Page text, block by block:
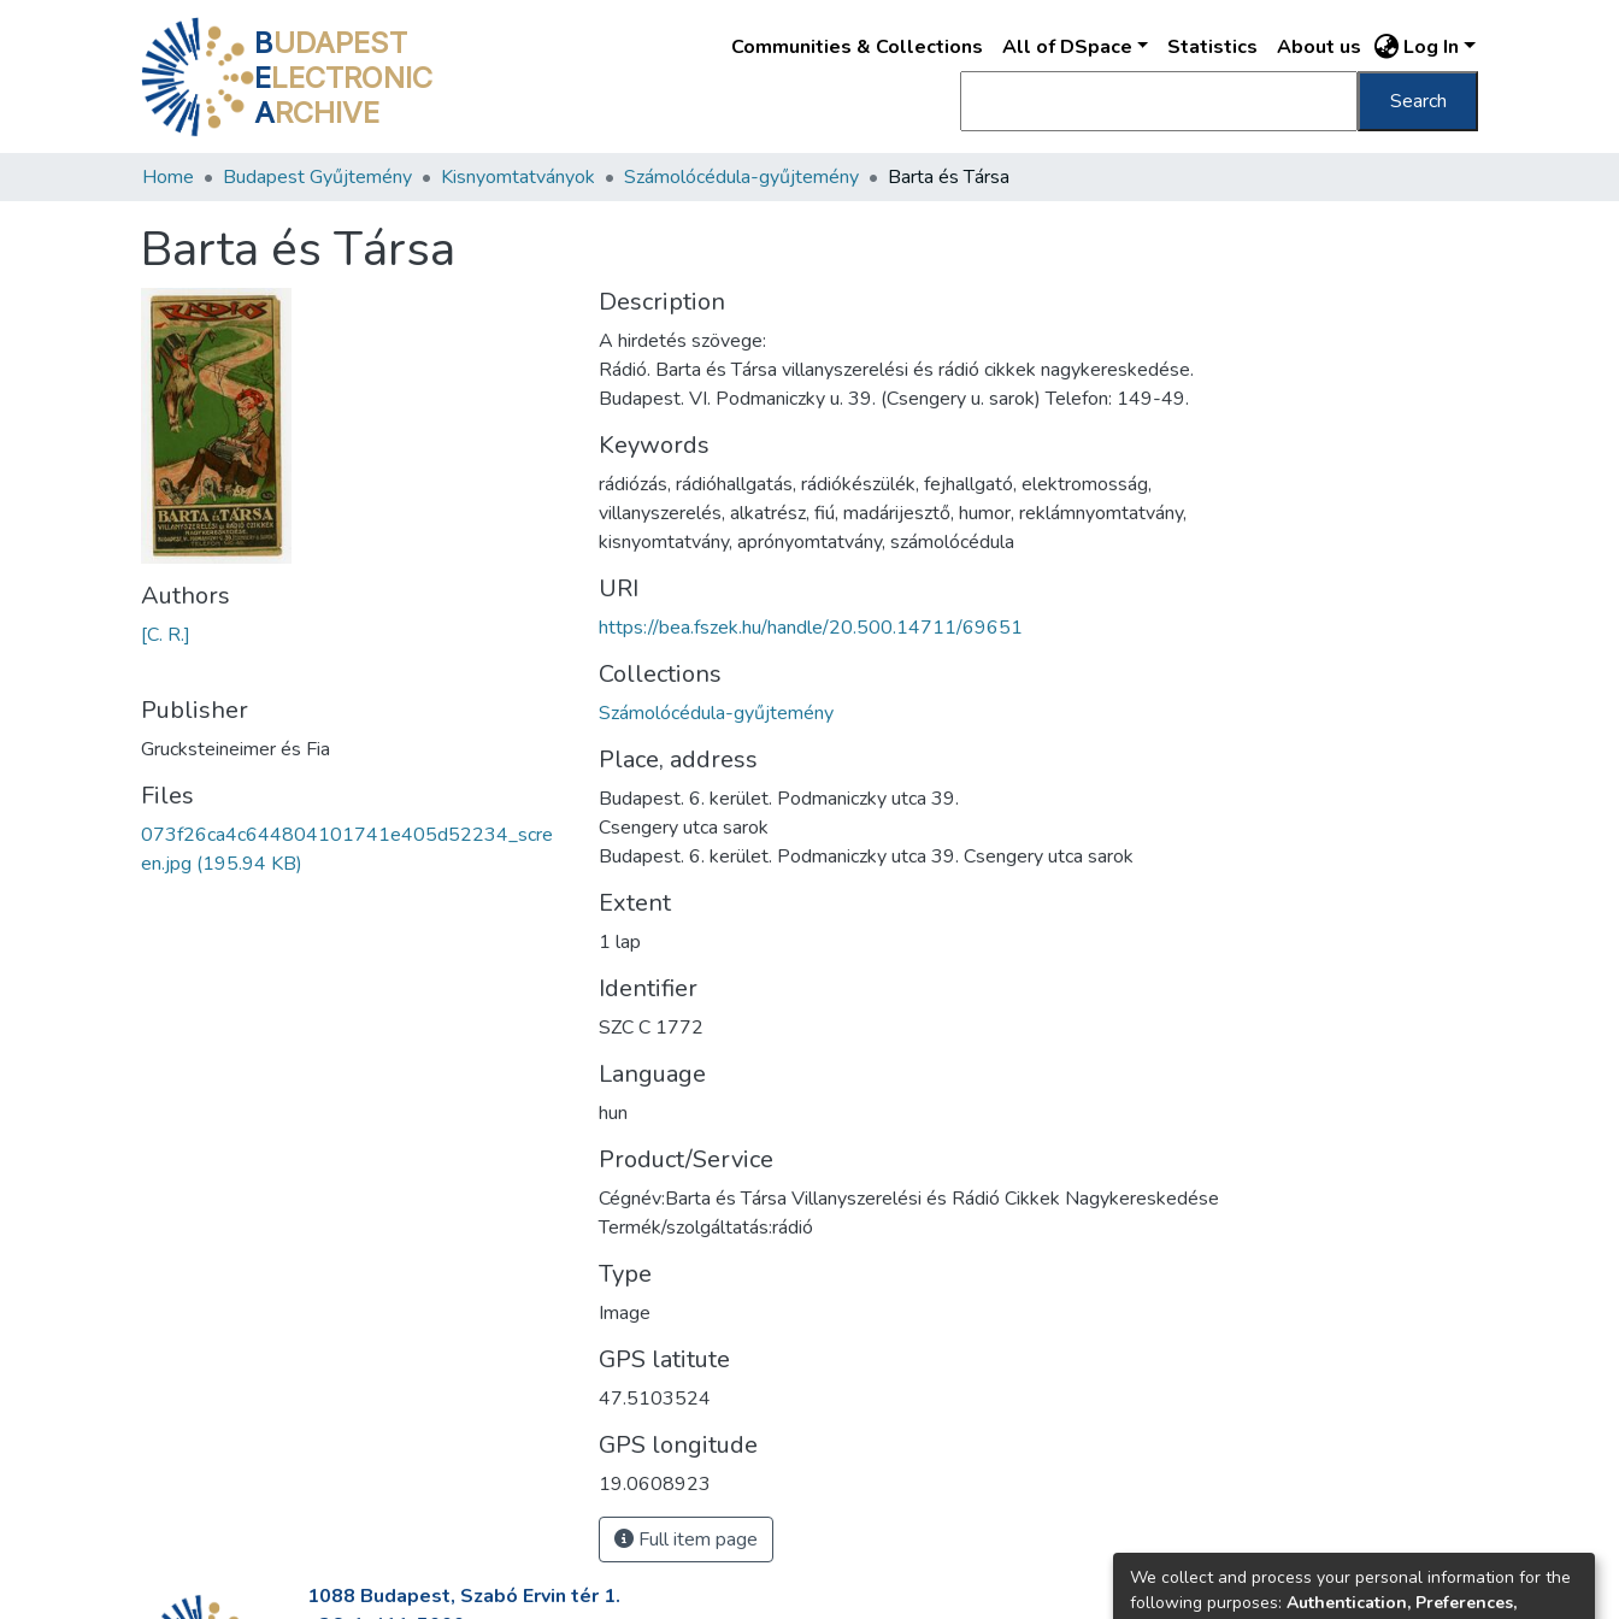
BUDAPEST
ELECTRONIC
ARCHIVE
Communities & Collections All of DSpace Statistics About us Log In
Search
Home Budapest Gyűjtemény Kisnyomtatványok Számolócédula-gyűjtemény Barta és Társa
Barta és Társa
Authors
[C. R.]
Publisher
Grucksteineimer és Fia
Files
073f26ca4c644804101741e405d52234_scre
en.jpg (195.94 KB)
Description
A hirdetés szövege:
Rádió. Barta és Társa villanyszerelési és rádió cikkek nagykereskedése.
Budapest. VI. Podmaniczky u. 39. (Csengery u. sarok) Telefon: 149-49.
Keywords
rádiózás, rádióhallgatás, rádiókészülék, fejhallgató, elektromosság,
villanyszerelés, alkatrész, fiú, madárijesztő, humor, reklámnyomtatvány,
kisnyomtatvány, aprónyomtatvány, számolócédula
URI
https://bea.fszek.hu/handle/20.500.14711/69651
Collections
Számolócédula-gyűjtemény
Place, address
Budapest. 6. kerület. Podmaniczky utca 39.
Csengery utca sarok
Budapest. 6. kerület. Podmaniczky utca 39. Csengery utca sarok
Extent
1 lap
Identifier
SZC C 1772
Language
hun
Product/Service
Cégnév:Barta és Társa Villanyszerelési és Rádió Cikkek Nagykereskedése
Termék/szolgáltatás:rádió
Type
Image
GPS latitute
47.5103524
GPS longitude
19.0608923
Full item page
1088 Budapest, Szabó Ervin tér 1.
We collect and process your personal information for the
following purposes: Authentication, Preferences,